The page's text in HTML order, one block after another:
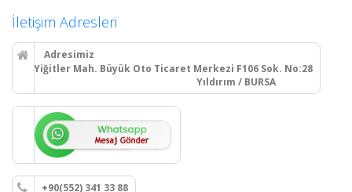
montaj ve tüp dolumu.
Bursa Yangın Dolabı, Hortum
İletişim Adresleri
Adresimiz
Yiğitler Mah. Büyük Oto Ticaret Merkezi F106 Sok. No:28
Yıldırım / BURSA
+90(552) 341 33 88